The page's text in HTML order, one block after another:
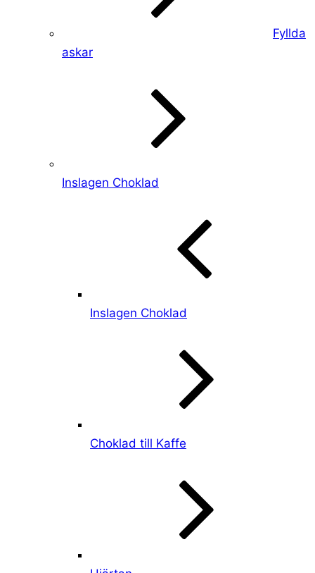
Fyllda
askar
Inslagen Choklad
Inslagen Choklad
Choklad till Kaffe